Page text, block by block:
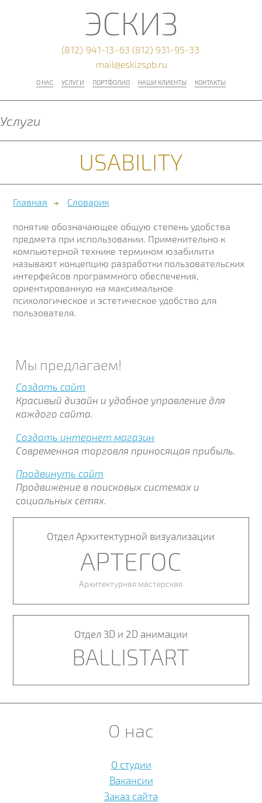
ЭСКИЗ
(812) 941-13-63 (812) 931-95-33
mail@eskizspb.ru
О НАС УСЛУГИ ПОРТФОЛИО НАШИ КЛИЕНТЫ КОНТАКТЫ
USABILITY
Услуги
Главная Словарик
понятие обозначающее общую степень удобства
предмета при использовании. Применительно к
компьютерной технике термином юзабилити
называют концепцию разработки пользовательских
интерфейсов программного обеспечения,
ориентированную на максимальное
психологическое и эстетическое удобство для
пользователя.
Мы предлагаем!
Создать сайт
Красивый дизайн и удобное управление для
каждого сайта.
Создать интернет магазин
Современная торговля приносящая прибыль.
Продвинуть сайт
Продвижение в поисковых системах и
социальных сетях.
Отдел Архитектурной визуализации
АРТЕГОС
Архитектурная мастерская
Отдел 3D и 2D анимации
BALLISTART
О нас
О студии
Вакансии
Заказ сайта